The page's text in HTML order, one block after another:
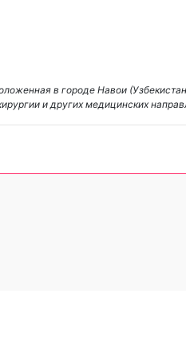
в городе Навои
и других медицинских